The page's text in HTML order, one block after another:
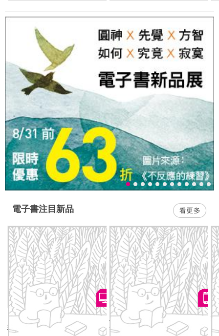
電子書注目新品
日本音樂祭指南：跟著音樂祭
玩遍日本一整年
此時此刻：諾貝爾文學獎呼聲
最高的德國當代作家，奠定國